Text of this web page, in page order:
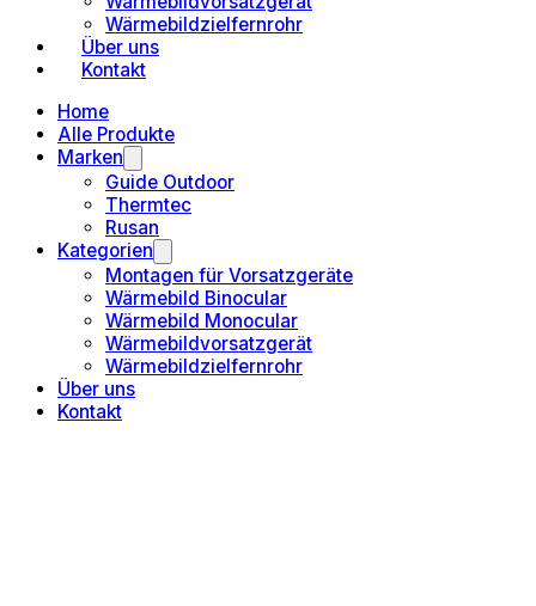
Wärmebildzielfernrohr
Über uns
Kontakt
Home
Alle Produkte
Marken
Guide Outdoor
Thermtec
Rusan
Kategorien
Montagen für Vorsatzgeräte
Wärmebild Binocular
Wärmebild Monocular
Wärmebildvorsatzgerät
Wärmebildzielfernrohr
Über uns
Kontakt